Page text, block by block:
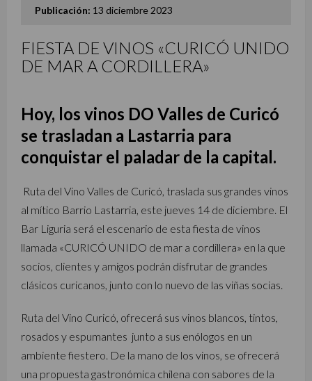
Publicación: 13 diciembre 2023
FIESTA DE VINOS «CURICÓ UNIDO
DE MAR A CORDILLERA»
Hoy, los vinos DO Valles de Curicó
se trasladan a Lastarria para
conquistar el paladar de la capital.
Ruta del Vino Valles de Curicó, traslada sus grandes vinos
al mítico Barrio Lastarria, este jueves 14 de diciembre. El
Bar Liguria será el escenario de esta fiesta de vinos
llamada «CURICÓ UNIDO de mar a cordillera» en la que
socios, clientes y amigos podrán disfrutar de grandes
clásicos curicanos, junto con lo nuevo de las viñas socias.
Ruta del Vino Curicó, ofrecerá sus vinos blancos, tintos,
rosados y espumantes junto a sus enólogos en un
ambiente fiestero. De la mano de los vinos, se ofrecerá
una propuesta gastronómica chilena con sabores de la